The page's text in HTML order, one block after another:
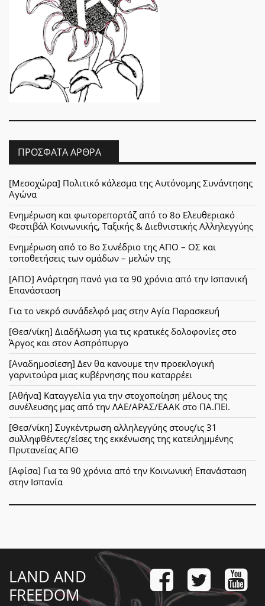
ΠΡΌΣΦΑΤΑ ΆΡΘΡΑ
[Μεσοχώρα] Πολιτικό κάλεσμα της Αυτόνομης Συνάντησης
Αγώνα
Ενημέρωση και φωτορεπορτάζ από το 8ο Ελευθεριακό
Φεστιβάλ Κοινωνικής, Ταξικής & Διεθνιστικής Αλληλεγγύης
Ενημέρωση από το 8ο Συνέδριο της ΑΠΟ – ΟΣ και
τοποθετήσεις των ομάδων – μελών της
[ΑΠΟ] Ανάρτηση πανό για τα 90 χρόνια από την Ισπανική
Επανάσταση
Για το νεκρό συνάδελφό μας στην Αγία Παρασκευή
[Θεσ/νίκη] Διαδήλωση για τις κρατικές δολοφονίες στο
Άργος και στον Ασπρόπυργο
[Αναδημοσίεση] Δεν θα κανουμε την προεκλογική
γαρνιτούρα μιας κυβέρνησης που καταρρέει
[Αθήνα] Καταγγελία για την στοχοποίηση μέλους της
συνέλευσης μας από την ΛΑΕ/ΑΡΑΣ/ΕΑΑΚ στο ΠΑ.ΠΕΙ.
[Θεσ/νίκη] Συγκέντρωση αλληλεγγύης στους/ις 31
συλληφθέντες/είσες της εκκένωσης της κατειλημμένης
Πρυτανείας ΑΠΘ
[Αφίσα] Για τα 90 χρόνια από την Κοινωνική Επανάσταση
στην Ισπανία
LAND AND
FREEDOM